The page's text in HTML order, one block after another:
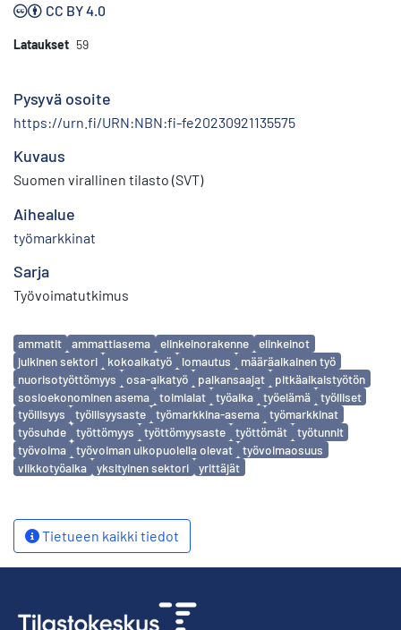
CC BY 4.0
Lataukset 59
Pysyvä osoite
https://urn.fi/URN:NBN:fi-fe20230921135575
Kuvaus
Suomen virallinen tilasto (SVT)
Aihealue
työmarkkinat
Sarja
Työvoimatutkimus
Avainsanat
ammatit ammattiasema elinkeinorakenne
elinkeinot
julkinen sektori
kokoaikatyö lomautus
määräaikainen työ
nuorisotyöttömyys
osa-aikatyö palkansaajat
pitkäaikaistyötön
sosioekonominen asema
toimialat työaika työelämä
työlliset
työllisyys
työllisyysaste työmarkkina-asema
työmarkkinat
työsuhde
työttömyys työttömyysaste työttömät
työtunnit
työvoima
työvoiman ulkopuolella olevat
työvoimaosuus
viikkotyöaika
yksityinen sektori yrittäjät
Tietueen kaikki tiedot